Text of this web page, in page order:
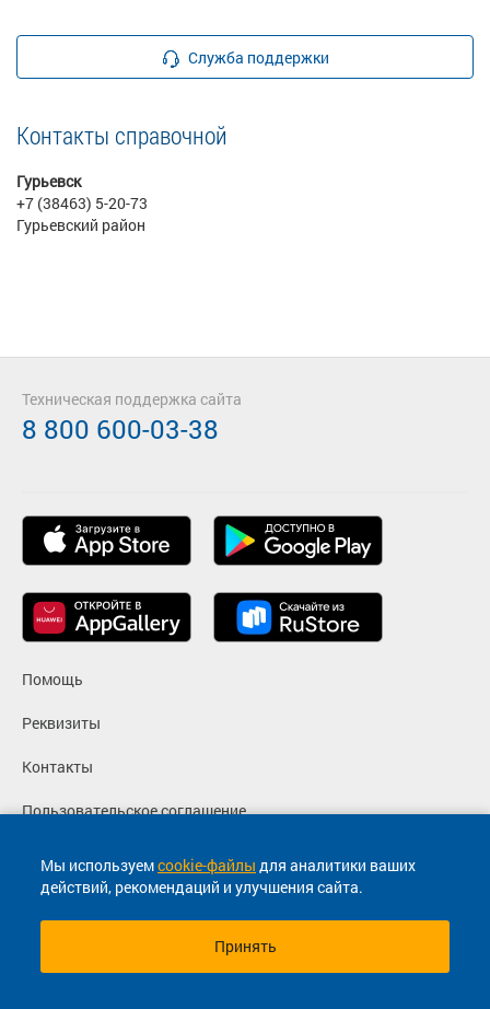
Служба поддержки
Контакты справочной
Гурьевск
+7 (38463) 5-20-73
Гурьевский район
Мы используемcookie-файлы для аналитики ваших
действий, рекомендаций и улучшения сайта.
Принять
Помощь
Реквизиты
Контакты
Пользовательское соглашение
Политика конфиденциальности
Согласие на маркетинговые сообщения
Техническая поддержка сайта
8 800 600-03-38
© 2013-2026, ООО "Капитал"- Онлайн сервис продажи